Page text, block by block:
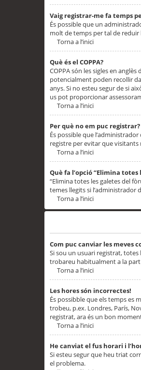
Vaig registrar-me fa temps
És possible que un
molt de temps per tal de reduir
Torna a l’inici
Què és el COPPA?
COPPA són les sigles en
potencialment poden recollir
anys. Si no esteu segur de si
us pot proporcionar
Torna a l’inici
Per què no em puc registrar?
És possible que
registre per evitar que visitants
Torna a l’inici
Què fa l’opció “Elimina
“Elimina totes les galetes del
temes llegits si l’administrador
Torna a l’inici
Com puc canviar les meves
Si sou un usuari registrat, totes
trobareu habitualment a la
Torna a l’inici
Les hores són incorrectes!
És possibble que els temps es
trobeu, p.ex. Londres, París,
registrat, ara és un bon
Torna a l’inici
He canviat el fus horari i
Si esteu segur que heu triat
el problema.